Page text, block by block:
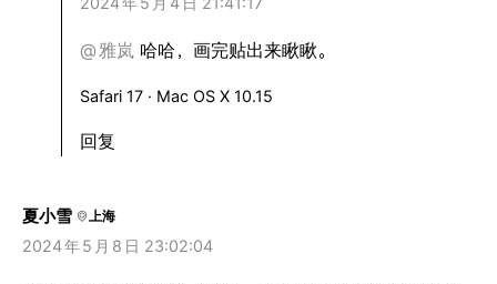
@ 雅岚 哈哈，画完贴出来瞅瞅。
Safari 17 · Mac OS X 10.15
回复
夏小雪 上海
2024年5 月 8 日 23:02:04